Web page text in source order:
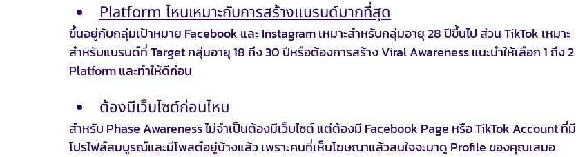
Platform ไหนเหมาะกับการสร้างแบรนด์มากที่สุด
ขึ้นอยู่กับกลุ่มเป้าหมาย Facebook และ Instagram เหมาะสำหรับกลุ่มอายุ 28 ปีขึ้นไป ส่วน TikTok เหมาะ
สำหรับแบรนด์ที่ Target กลุ่มอายุ 18 ถึง 30 ปีหรือต้องการสร้าง Viral Awareness แนะนำให้เลือก 1 ถึง 2
Platform และทำให้ดีก่อน
ต้องมีเว็บไซต์ก่อนไหม
สำหรับ Phase Awareness ไม่จำเป็นต้องมีเว็บไซต์ แต่ต้องมี Facebook Page หรือ TikTok Account ที่มี
โปรไฟล์สมบูรณ์และมีโพสต์อยู่บ้างแล้ว เพราะคนที่เห็นโฆษณาแล้วสนใจจะมาดู Profile ของคุณเสมอ